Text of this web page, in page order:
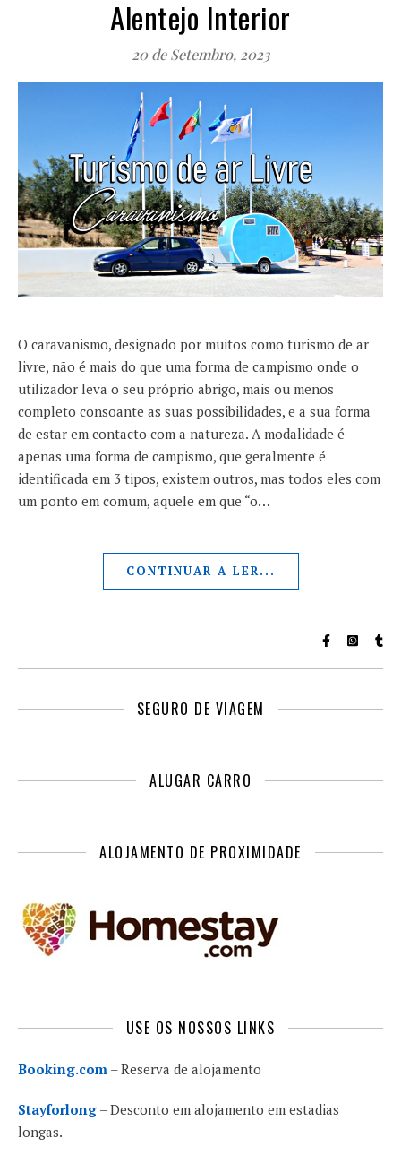
Alentejo Interior
20 de Setembro, 2023
O caravanismo, designado por muitos como turismo de ar
livre, não é mais do que uma forma de campismo onde o
utilizador leva o seu próprio abrigo, mais ou menos
completo consoante as suas possibilidades, e a sua forma
de estar em contacto com a natureza. A modalidade é
apenas uma forma de campismo, que geralmente é
identificada em 3 tipos, existem outros, mas todos eles com
um ponto em comum, aquele em que “o…
CONTINUAR A LER...
SEGURO DE VIAGEM
ALUGAR CARRO
ALOJAMENTO DE PROXIMIDADE
USE OS NOSSOS LINKS
Booking.com – Reserva de alojamento
Stayforlong – Desconto em alojamento em estadias
longas.